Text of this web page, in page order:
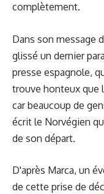
complètement.
Dans son message
glissé un dernier
presse espagnole,
trouve honteux que
car beaucoup de
écrit le Norvégien
de son départ.
D'après Marca, un
de cette prise de